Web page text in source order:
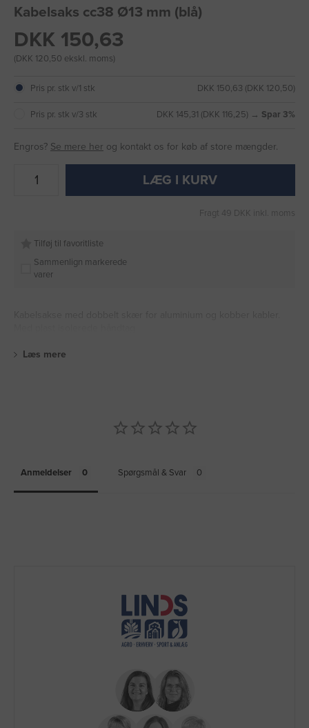
Kabelsaks cc38 Ø13 mm (blå)
DKK 150,63
(DKK 120,50 ekskl. moms)
Pris pr. stk v/1 stk DKK 150,63 (DKK 120,50)
Pris pr. stk v/3 stk DKK 145,31 (DKK 116,25) → Spar 3%
Engros? Se mere her og kontakt os for køb af store mængder.
LÆG I KURV
Fragt 49 DKK inkl. moms
Tilføj til favoritliste
Sammenlign markerede
varer
Læs mere
Anmeldelser Spørgsmål & Svar